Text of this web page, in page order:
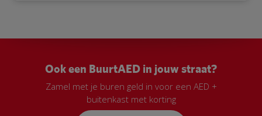
Ook een BuurtAED in jouw straat?
Zamel met je buren geld in voor een AED +
buitenkast met korting